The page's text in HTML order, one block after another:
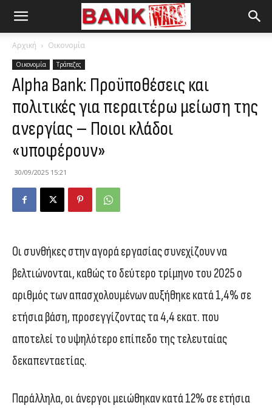
Αρχική Οικονομία
Οικονομία Τράπεζες
Alpha Bank: Προϋποθέσεις και
πολιτικές για περαιτέρω μείωση της
ανεργίας – Ποιοι κλάδοι
«υποφέρουν»
30/09/2025 15:21
Οι συνθήκες στην αγορά εργασίας συνεχίζουν να
βελτιώνονται, καθώς το δεύτερο τρίμηνο του 2025 ο
αριθμός των απασχολουμένων αυξήθηκε κατά 1,4% σε
ετήσια βάση, προσεγγίζοντας τα 4,4 εκατ. που
αποτελεί το υψηλότερο επίπεδο της τελευταίας
δεκαπενταετίας.
Παράλληλα, οι άνεργοι μειώθηκαν κατά 12% σε ετήσια